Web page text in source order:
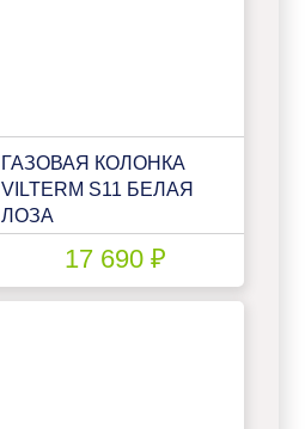
ГАЗОВАЯ КОЛОНКА
VILTERM S11 БЕЛАЯ
ЛОЗА
17 690 ₽